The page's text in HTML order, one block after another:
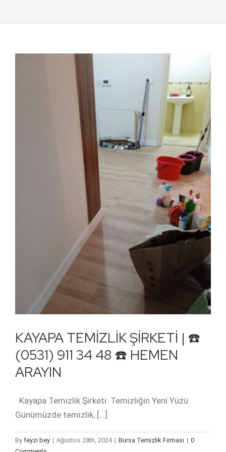
KAYAPA TEMİZLİK ŞİRKETİ | ☎️
(0531) 911 34 48 ☎️ HEMEN
ARAYIN
Kayapa Temizlik Şirketi: Temizliğin Yeni Yüzü
Günümüzde temizlik, [...]
By feyzi bey | Ağustos 28th, 2024 | Bursa Temizlik Firması | 0